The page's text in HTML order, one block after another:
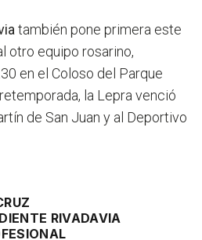
también pone primera este
otro equipo rosarino,
en el Coloso del Parque
la Lepra venció
de San Juan y al Deportivo
RIVADAVIA